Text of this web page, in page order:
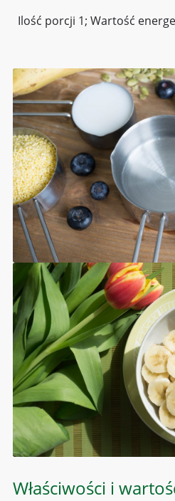
Ilość porcji 1; Wartość
Właściwości i